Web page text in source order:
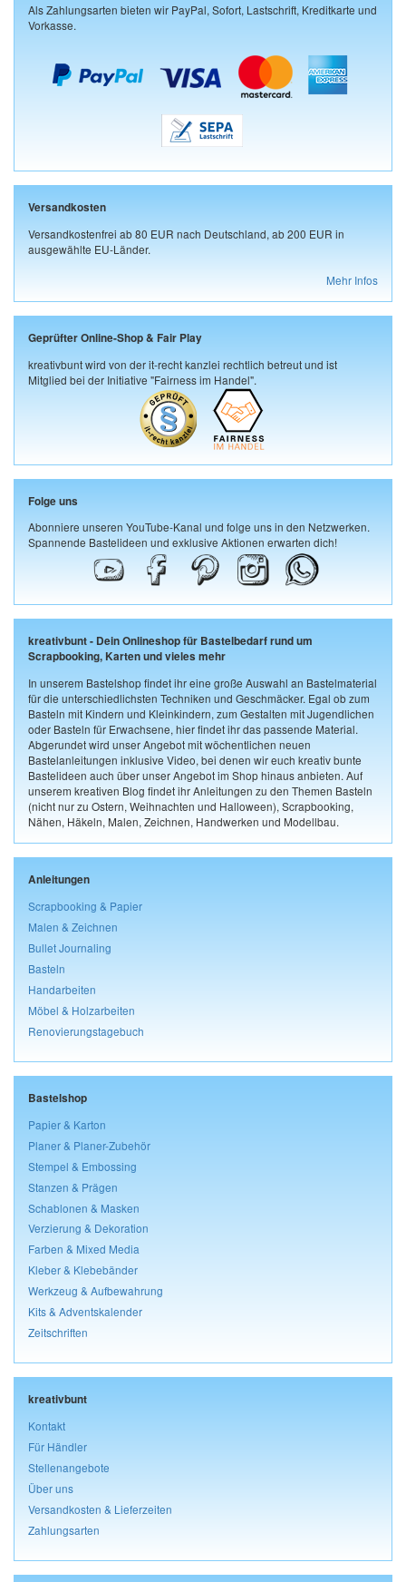
Als Zahlungsarten bieten wir PayPal, Sofort, Lastschrift, Kreditkarte und
Vorkasse.
Versandkosten
Versandkostenfrei ab 80 EUR nach Deutschland, ab 200 EUR in
ausgewählte EU-Länder.
Mehr Infos
Geprüfter Online-Shop & Fair Play
kreativbunt wird von der it-recht kanzlei rechtlich betreut und ist
Mitglied bei der Initiative "Fairness im Handel".
Folge uns
Abonniere unseren YouTube-Kanal und folge uns in den Netzwerken.
Spannende Bastelideen und exklusive Aktionen erwarten dich!
kreativbunt - Dein Onlineshop für Bastelbedarf rund um
Scrapbooking, Karten und vieles mehr
In unserem Bastelshop findet ihr eine große Auswahl an Bastelmaterial
für die unterschiedlichsten Techniken und Geschmäcker. Egal ob zum
Basteln mit Kindern und Kleinkindern, zum Gestalten mit Jugendlichen
oder Basteln für Erwachsene, hier findet ihr das passende Material.
Abgerundet wird unser Angebot mit wöchentlichen neuen
Bastelanleitungen inklusive Video, bei denen wir euch kreativ bunte
Bastelideen auch über unser Angebot im Shop hinaus anbieten. Auf
unserem kreativen Blog findet ihr Anleitungen zu den Themen Basteln
(nicht nur zu Ostern, Weihnachten und Halloween), Scrapbooking,
Nähen, Häkeln, Malen, Zeichnen, Handwerken und Modellbau.
Anleitungen
Scrapbooking & Papier
Malen & Zeichnen
Bullet Journaling
Basteln
Handarbeiten
Möbel & Holzarbeiten
Renovierungstagebuch
Bastelshop
Papier & Karton
Planer & Planer-Zubehör
Stempel & Embossing
Stanzen & Prägen
Schablonen & Masken
Verzierung & Dekoration
Farben & Mixed Media
Kleber & Klebebänder
Werkzeug & Aufbewahrung
Kits & Adventskalender
Zeitschriften
kreativbunt
Kontakt
Für Händler
Stellenangebote
Über uns
Versandkosten & Lieferzeiten
Zahlungsarten